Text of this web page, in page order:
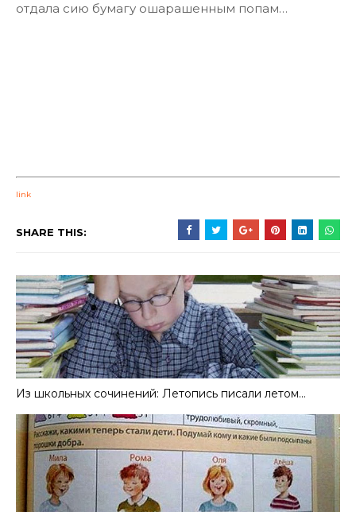
отдала сию бумагу ошарашенным попам…
link
SHARE THIS:
Из школьных сочинений: Летопись писали летом…